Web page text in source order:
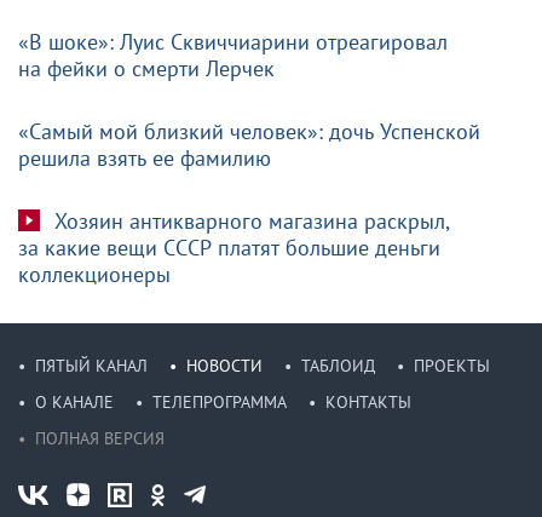
«В шоке»: Луис Сквиччиарини отреагировал
на фейки о смерти Лерчек
«Самый мой близкий человек»: дочь Успенской
решила взять ее фамилию
Хозяин антикварного магазина раскрыл,
за какие вещи СССР платят большие деньги
коллекционеры
ПЯТЫЙ КАНАЛ НОВОСТИ ТАБЛОИД
ПРОЕКТЫ
О КАНАЛЕ
ТЕЛЕПРОГРАММА
КОНТАКТЫ
ПОЛНАЯ ВЕРСИЯ